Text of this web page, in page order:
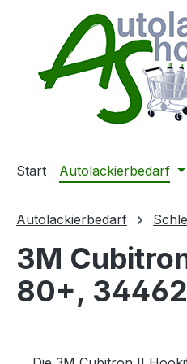
Hauptinhalt springen
Zur Suche springen
Zur Hauptnavigation
Start Autolackierbedarf
Autolackierbedarf
3M
80+, 34462